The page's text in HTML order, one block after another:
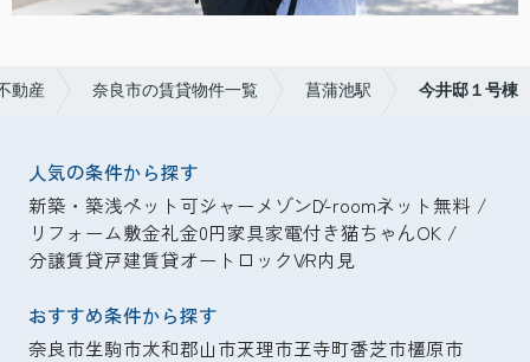
動産 奈良市の賃貸物件一覧 菖蒲池駅 今井邸１号棟
人気の条件から探す
新築・築浅ペット可シャーメゾンD-roomネット無料
リフォーム敷金礼金0円家具家電付き猫ちゃんOK
分譲賃貸戸建賃貸オートロックVR内見
おすすめ条件から探す
奈良市生駒市大和郡山市天理市王寺町香芝市橿原市